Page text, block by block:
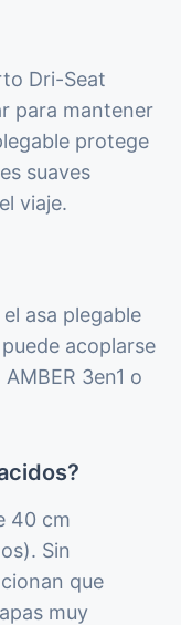
Dri-Seat
para mantener
protege
suaves
viaje.
asa plegable
acoplarse
3en1 o
40 cm
Sin
que
muy